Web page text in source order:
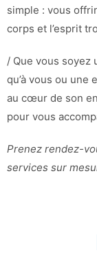
simple : vous
corps et l’esprit
/ Que vous soyez
qu’à vous ou
au cœur de son
pour vous
Prenez rendez-
services sur